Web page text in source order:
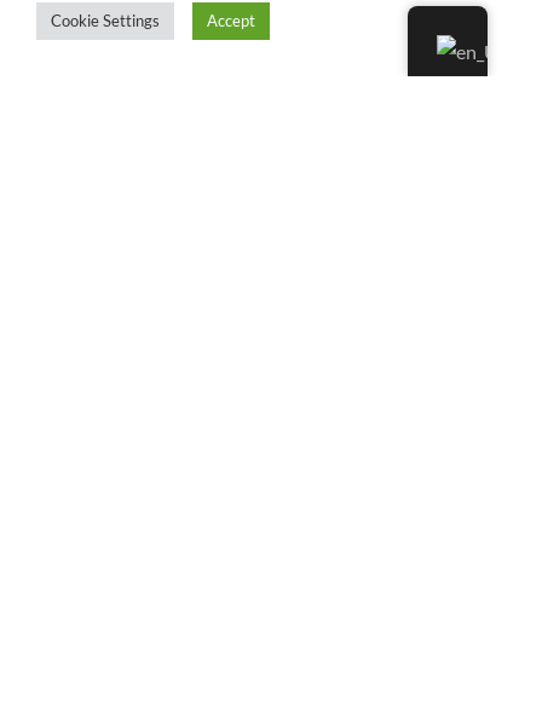
Cookie Settings Accept